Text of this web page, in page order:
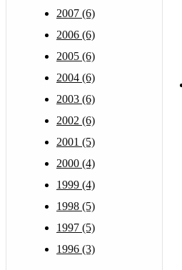
2007 (6)
2006 (6)
2005 (6)
2004 (6)
2003 (6)
2002 (6)
2001 (5)
2000 (4)
1999 (4)
1998 (5)
1997 (5)
1996 (3)